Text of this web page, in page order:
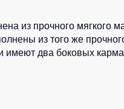
из прочного мягкого
из того же
имеют два боковых